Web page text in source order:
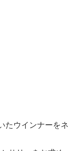
たウインナーをネ